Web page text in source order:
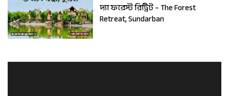
দ্যা ফরেস্ট রিট্রিট – The Forest
Retreat, Sundarban